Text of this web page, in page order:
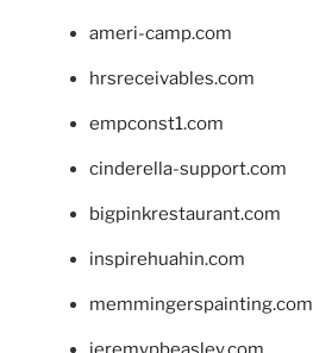
ameri-camp.com
hrsreceivables.com
empconst1.com
cinderella-support.com
bigpinkrestaurant.com
inspirehuahin.com
memmingerspainting.com